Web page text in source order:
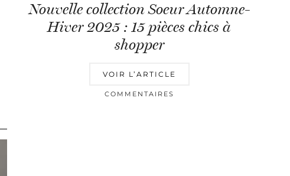
Nouvelle collection Soeur Automne-
Hiver 2025 : 15 pièces chics à
shopper
VOIR L’ARTICLE
COMMENTAIRES